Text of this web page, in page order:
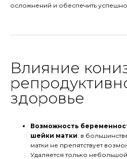
осложнений и обеспечить
Влияние
здоровье
Возможность
шейки матки: в
матки не препятствует
Удаляется только